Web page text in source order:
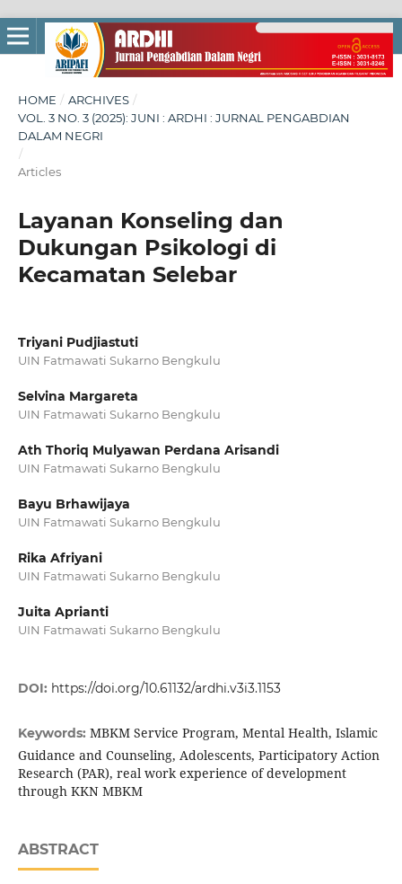
HOME / ARCHIVES /
VOL. 3 NO. 3 (2025): JUNI : ARDHI : JURNAL PENGABDIAN
DALAM NEGRI
/
Articles
Layanan Konseling dan
Dukungan Psikologi di
Kecamatan Selebar
Triyani Pudjiastuti
UIN Fatmawati Sukarno Bengkulu
Selvina Margareta
UIN Fatmawati Sukarno Bengkulu
Ath Thoriq Mulyawan Perdana Arisandi
UIN Fatmawati Sukarno Bengkulu
Bayu Brhawijaya
UIN Fatmawati Sukarno Bengkulu
Rika Afriyani
UIN Fatmawati Sukarno Bengkulu
Juita Aprianti
UIN Fatmawati Sukarno Bengkulu
DOI: https://doi.org/10.61132/ardhi.v3i3.1153
Keywords: MBKM Service Program, Mental Health, Islamic
Guidance and Counseling, Adolescents, Participatory Action
Research (PAR), real work experience of development
through KKN MBKM
ABSTRACT